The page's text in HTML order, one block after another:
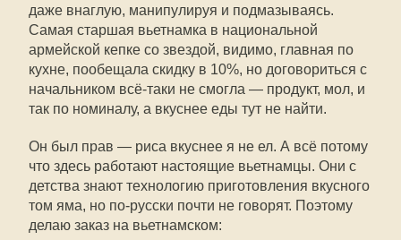
даже внаглую, манипулируя и подмазываясь.
Самая старшая вьетнамка в национальной
армейской кепке со звездой, видимо, главная по
кухне, пообещала скидку в 10%, но договориться с
начальником всё-таки не смогла — продукт, мол, и
так по номиналу, а вкуснее еды тут не найти.
Он был прав — риса вкуснее я не ел. А всё потому
что здесь работают настоящие вьетнамцы. Они с
детства знают технологию приготовления вкусного
том яма, но по-русски почти не говорят. Поэтому
делаю заказ на вьетнамском: